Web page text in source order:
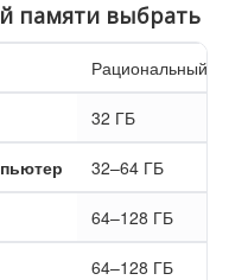
памяти выбрать
Рациональный
32 ГБ
32–64 ГБ
64–128 ГБ
64–128 ГБ